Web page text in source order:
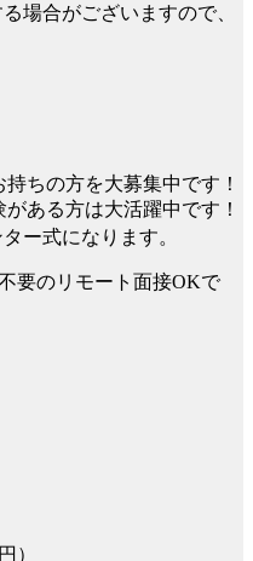
場合がございますので、
ちの方を大募集中です！
ある方は大活躍中です！
ー式になります。
要のリモート面接OKで
）